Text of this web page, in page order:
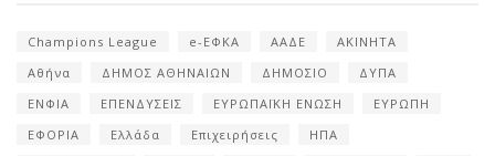
Champions League e-ΕΦΚΑ ΑΑΔΕ
ΑΚΙΝΗΤΑ
Αθήνα
ΔΗΜΟΣ ΑΘΗΝΑΙΩΝ ΔΗΜΟΣΙΟ
ΔΥΠΑ
ΕΝΦΙΑ
ΕΠΕΝΔΥΣΕΙΣ ΕΥΡΩΠΑΪΚΗ ΕΝΩΣΗ
ΕΥΡΩΠΗ
ΕΦΟΡΙΑ
Ελλάδα Επιχειρήσεις
ΗΠΑ